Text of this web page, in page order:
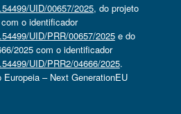
UID/00657/2025, do projeto
o identificador
UID/PRR/00657/2025e do
2025 com o identificador
UID/PRR2/04666/2025.
Europeia – Next GenerationEU